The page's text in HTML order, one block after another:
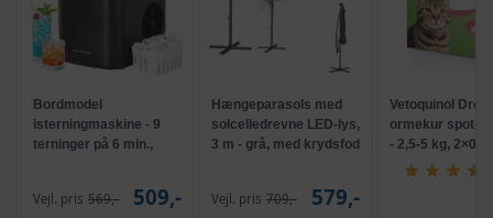
Bordmodel
isterningmaskine - 9
terninger på 6 min.,
Vejl. pris 569,- 509,-
Hængeparasols med
solcelledrevne LED-lys,
3 m - grå, med krydsfod
Vejl. pris 709,- 579,-
Vetoquinol
ormekur spot-
- 2,5-5 kg, 2×0,7